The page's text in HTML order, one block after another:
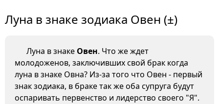
Луна в знаке зодиака Овен (±)
Луна в знаке Овен. Что же ждет
молодоженов, заключивших свой брак когда
луна в знаке Овна? Из-за того что Овен - первый
знак зодиака, в браке так же оба супруга будут
оспаривать первенство и лидерство своего "Я".